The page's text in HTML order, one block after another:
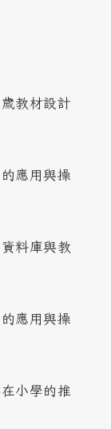
教材設計
應用與操
料庫與教
應用與操
小學的推